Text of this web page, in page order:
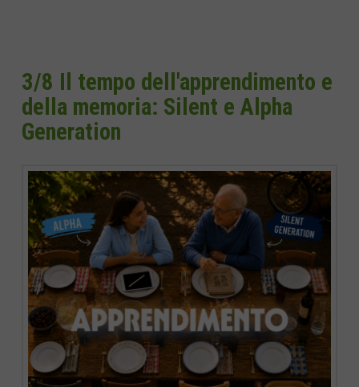
3/8 Il tempo dell'apprendimento e
della memoria: Silent e Alpha
Generation